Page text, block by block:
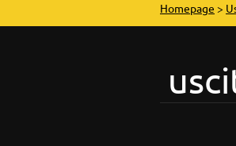
Homepage >